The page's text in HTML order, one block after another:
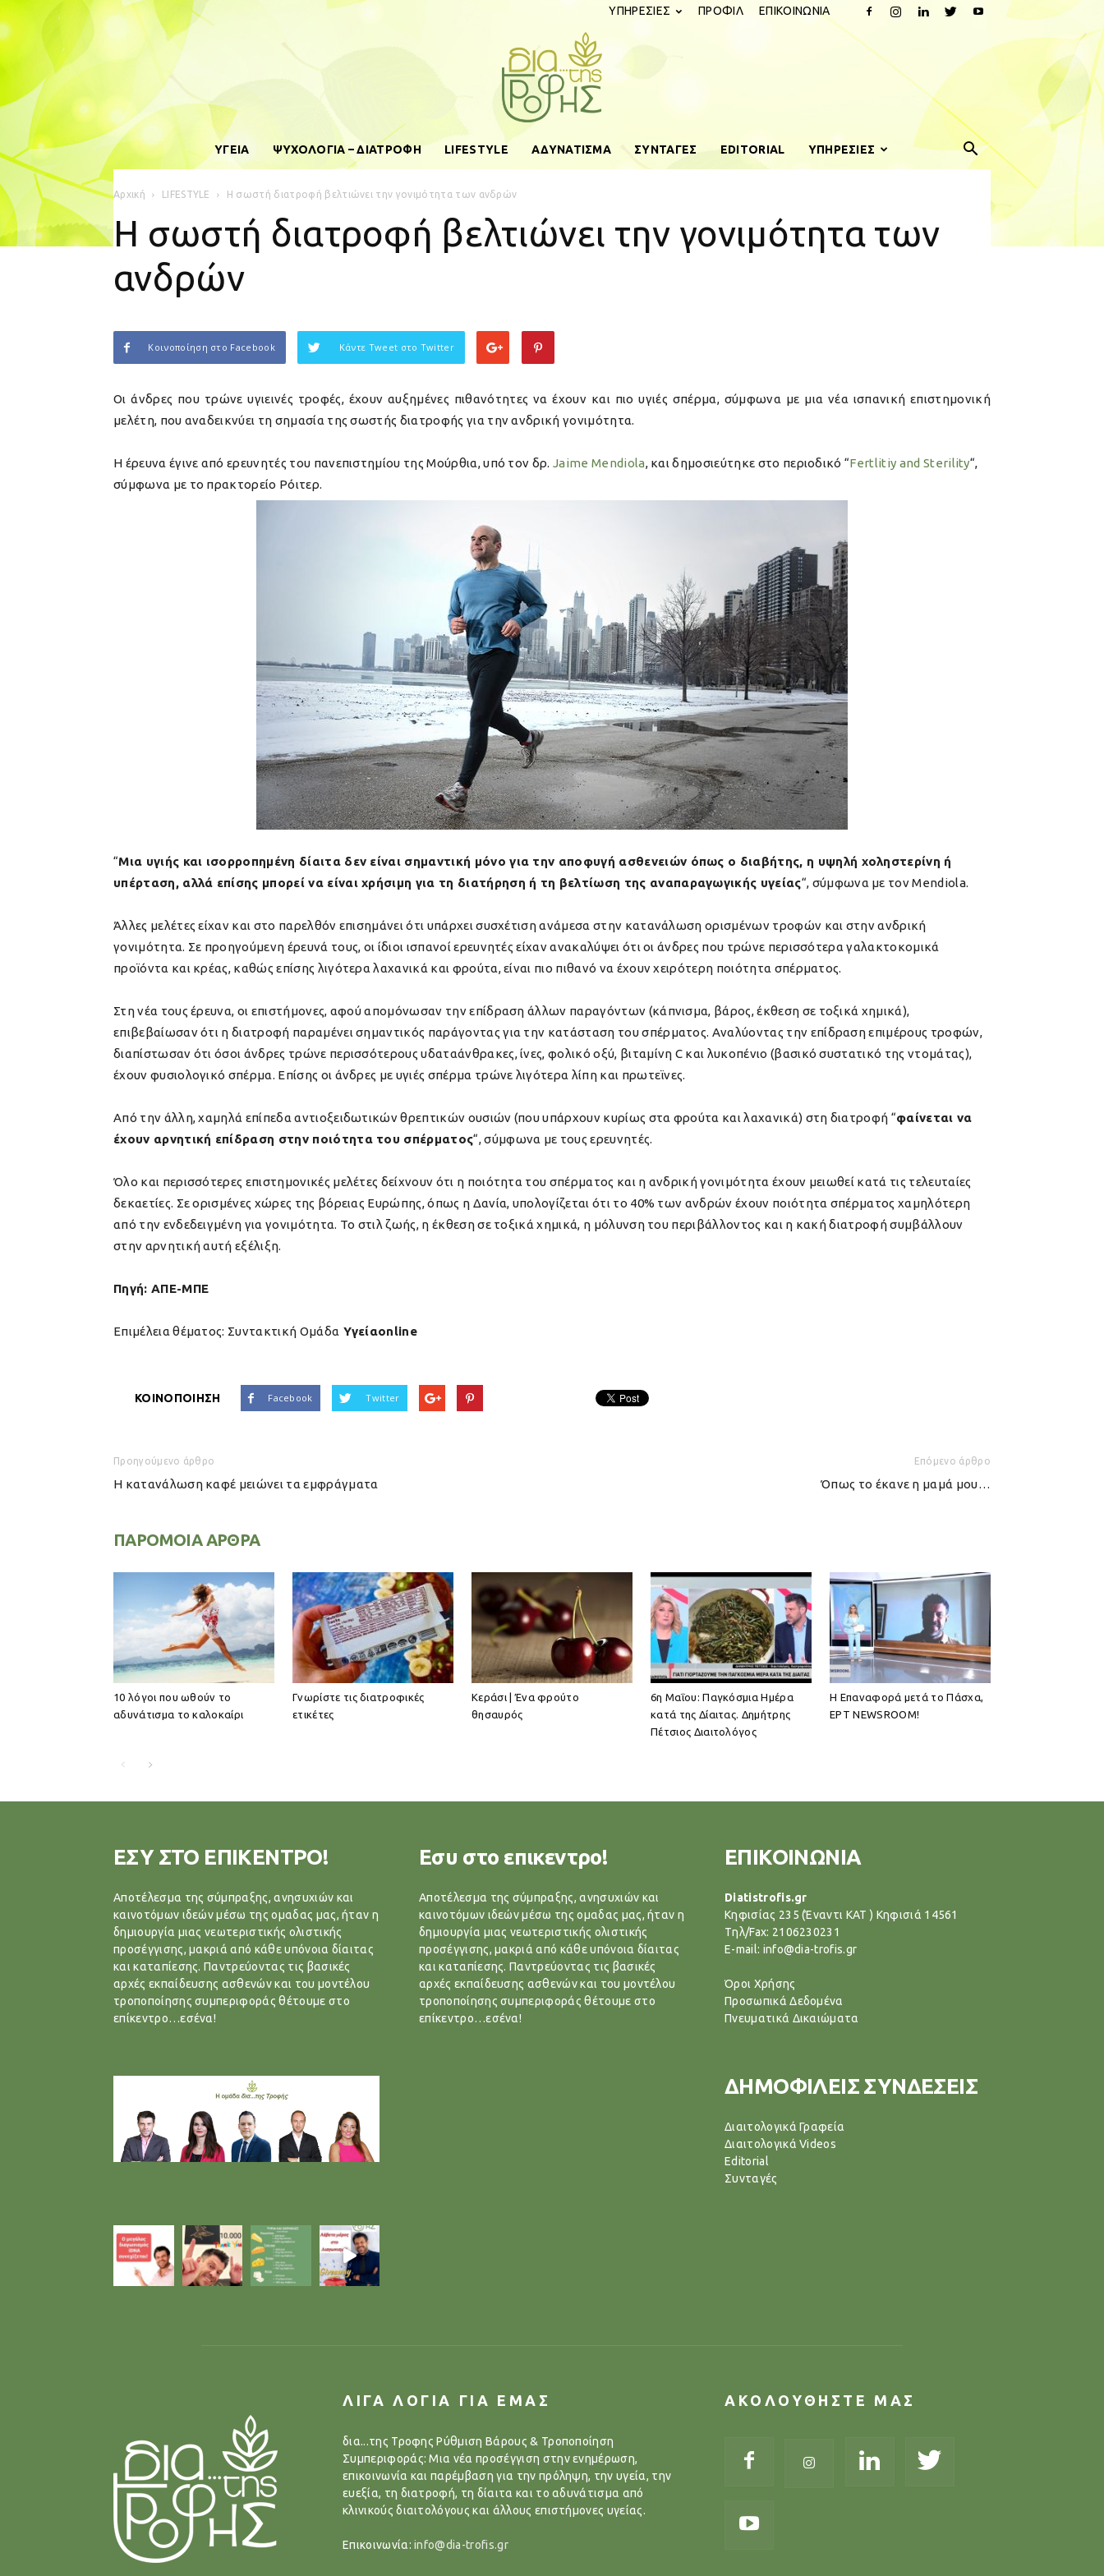
ΥΠΗΡΕΣΙΕΣ ΠΡΟΦΙΛ ΕΠΙΚΟΙΝΩΝΙΑ
ΥΓΕΙΑ ΨΥΧΟΛΟΓΙΑ – ΔΙΑΤΡΟΦΗ LIFESTYLE ΑΔΥΝΑΤΙΣΜΑ ΣΥΝΤΑΓΕΣ EDITORIAL ΥΠΗΡΕΣΙΕΣ
Αρχική LIFESTYLE Η σωστή διατροφή βελτιώνει την γονιμότητα των ανδρών
Η σωστή διατροφή βελτιώνει την γονιμότητα των
ανδρών
Κοινοποίηση στο Facebook Κάντε Tweet στο Twitter
Οι άνδρες που τρώνε υγιεινές τροφές, έχουν αυξημένες πιθανότητες να έχουν και πιο υγιές σπέρμα, σύμφωνα με μια νέα ισπανική επιστημονική
μελέτη, που αναδεικνύει τη σημασία της σωστής διατροφής για την ανδρική γονιμότητα.
Η έρευνα έγινε από ερευνητές του πανεπιστημίου της Μούρθια, υπό τον δρ.Jaime Mendiola, και δημοσιεύτηκε στο περιοδικό “Fertlitiy and Sterility“,
σύμφωνα με το πρακτορείο Ρόιτερ.
“Μια υγιής και ισορροπημένη δίαιτα δεν είναι σημαντική μόνο για την αποφυγή ασθενειών όπως ο διαβήτης, η υψηλή χοληστερίνη ή
υπέρταση, αλλά επίσης μπορεί να είναι χρήσιμη για τη διατήρηση ή τη βελτίωση της αναπαραγωγικής υγείας“, σύμφωνα με τον Mendiola.
Άλλες μελέτες είχαν και στο παρελθόν επισημάνει ότι υπάρχει συσχέτιση ανάμεσα στην κατανάλωση ορισμένων τροφών και στην ανδρική
γονιμότητα. Σε προηγούμενη έρευνά τους, οι ίδιοι ισπανοί ερευνητές είχαν ανακαλύψει ότι οι άνδρες που τρώνε περισσότερα γαλακτοκομικά
προϊόντα και κρέας, καθώς επίσης λιγότερα λαχανικά και φρούτα, είναι πιο πιθανό να έχουν χειρότερη ποιότητα σπέρματος.
Στη νέα τους έρευνα, οι επιστήμονες, αφού απομόνωσαν την επίδραση άλλων παραγόντων (κάπνισμα, βάρος, έκθεση σε τοξικά χημικά),
επιβεβαίωσαν ότι η διατροφή παραμένει σημαντικός παράγοντας για την κατάσταση του σπέρματος. Αναλύοντας την επίδραση επιμέρους τροφών,
διαπίστωσαν ότι όσοι άνδρες τρώνε περισσότερους υδαταάνθρακες, ίνες, φολικό οξύ, βιταμίνη C και λυκοπένιο (βασικό συστατικό της ντομάτας),
έχουν φυσιολογικό σπέρμα. Επίσης οι άνδρες με υγιές σπέρμα τρώνε λιγότερα λίπη και πρωτεϊνες.
Από την άλλη, χαμηλά επίπεδα αντιοξειδωτικών θρεπτικών ουσιών (που υπάρχουν κυρίως στα φρούτα και λαχανικά) στη διατροφή “φαίνεται να
έχουν αρνητική επίδραση στην ποιότητα του σπέρματος“, σύμφωνα με τους ερευνητές.
Όλο και περισσότερες επιστημονικές μελέτες δείχνουν ότι η ποιότητα του σπέρματος και η ανδρική γονιμότητα έχουν μειωθεί κατά τις τελευταίες
δεκαετίες. Σε ορισμένες χώρες της βόρειας Ευρώπης, όπως η Δανία, υπολογίζεται ότι το 40% των ανδρών έχουν ποιότητα σπέρματος χαμηλότερη
από την ενδεδειγμένη για γονιμότητα. Το στιλ ζωής, η έκθεση σε τοξικά χημικά, η μόλυνση του περιβάλλοντος και η κακή διατροφή συμβάλλουν
στην αρνητική αυτή εξέλιξη.
Πηγή: ΑΠΕ-ΜΠΕ
Επιμέλεια θέματος: Συντακτική Ομάδα Υγείαonline
ΚΟΙΝΟΠΟΙΗΣΗ Facebook Twitter
Προηγούμενο άρθρο
Η κατανάλωση καφέ μειώνει τα εμφράγματα
Επόμενο άρθρο
Όπως το έκανε η μαμά μου…
ΠΑΡΟΜΟΙΑ ΑΡΘΡΑ
10 λόγοι που ωθούν το
αδυνάτισμα το καλοκαίρι
Γνωρίστε τις διατροφικές
ετικέτες
Κεράσι | Ένα φρούτο
θησαυρός
6η Μαΐου: Παγκόσμια Ημέρα
κατά της Δίαιτας. Δημήτρης
Πέτσιος Διαιτολόγος
Η Επαναφορά μετά το Πάσχα,
ΕΡΤ NEWSROOM!
ΕΣΥ ΣΤΟ ΕΠΙΚΕΝΤΡΟ!
Αποτέλεσμα της σύμπραξης, ανησυχιών και
καινοτόμων ιδεών μέσω της ομαδας μας, ήταν η
δημιουργία μιας νεωτεριστικής ολιστικής
προσέγγισης, μακριά από κάθε υπόνοια δίαιτας
και καταπίεσης. Παντρεύοντας τις βασικές
αρχές εκπαίδευσης ασθενών και του μοντέλου
τροποποίησης συμπεριφοράς θέτουμε στο
επίκεντρο…εσένα!
Εσυ στο επικεντρο!
Αποτέλεσμα της σύμπραξης, ανησυχιών και
καινοτόμων ιδεών μέσω της ομαδας μας, ήταν η
δημιουργία μιας νεωτεριστικής ολιστικής
προσέγγισης, μακριά από κάθε υπόνοια δίαιτας
και καταπίεσης. Παντρεύοντας τις βασικές
αρχές εκπαίδευσης ασθενών και του μοντέλου
τροποποίησης συμπεριφοράς θέτουμε στο
επίκεντρο…εσένα!
ΕΠΙΚΟΙΝΩΝΙΑ
Diatistrofis.gr
Κηφισίας 235 (Έναντι ΚΑΤ ) Κηφισιά 14561
Tηλ/Fax: 2106230231
E-mail: info@dia-trofis.gr
Όροι Χρήσης
Προσωπικά Δεδομένα
Πνευματικά Δικαιώματα
ΔΗΜΟΦΙΛΕΙΣ ΣΥΝΔΕΣΕΙΣ
Διαιτολογικά Γραφεία
Διαιτολογικά Videos
Editorial
Συνταγές
ΛΙΓΑ ΛΟΓΙΑ ΓΙΑ ΕΜΑΣ
δια...της Τροφης Ρύθμιση Βάρους & Τροποποίηση
Συμπεριφοράς: Μια νέα προσέγγιση στην ενημέρωση,
επικοινωνία και παρέμβαση για την πρόληψη, την υγεία, την
ευεξία, τη διατροφή, τη δίαιτα και το αδυνάτισμα από
κλινικούς διαιτολόγους και άλλους επιστήμονες υγείας.
Επικοινωνία:info@dia-trofis.gr
ΑΚΟΛΟΥΘΗΣΤΕ ΜΑΣ